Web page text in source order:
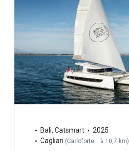
Bali, Catsmart
2025
Cagliari (Carloforte : à 10,7 km)